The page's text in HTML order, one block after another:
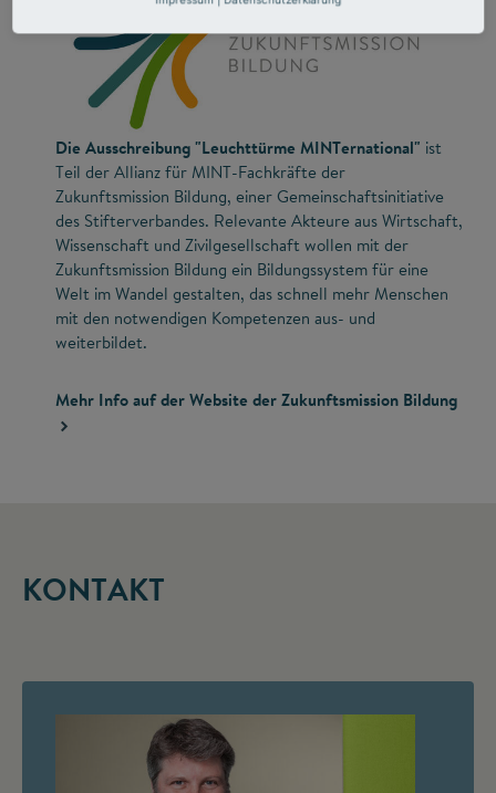
Die Ausschreibung "Leuchttürme MINTernational" ist
Teil der Allianz für MINT-Fachkräfte der
Zukunftsmission Bildung, einer Gemeinschaftsinitiative
des Stifterverbandes. Relevante Akteure aus Wirtschaft,
Wissenschaft und Zivilgesellschaft wollen mit der
Zukunftsmission Bildung ein Bildungssystem für eine
Welt im Wandel gestalten, das schnell mehr Menschen
mit den notwendigen Kompetenzen aus- und
weiterbildet.
Mehr Info auf der Website der Zukunftsmission Bildung
KONTAKT